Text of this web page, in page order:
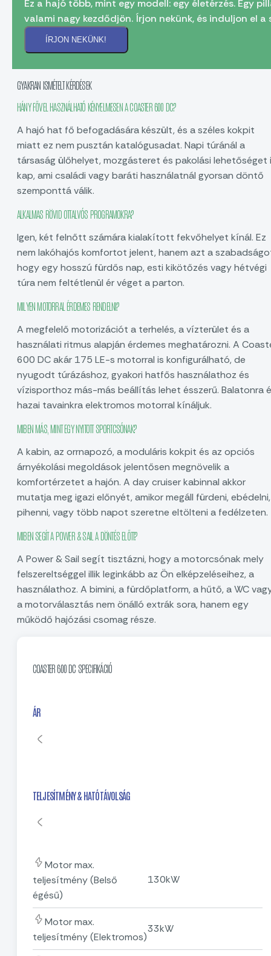
Ez a hajó több, mint egy modell: egy életérzés. Egy
valami nagy kezdődjön. Írjon nekünk, és induljon el
ÍRJON NEKÜNK!
GYAKRAN ISMÉTELT KÉRDÉSEK
HÁNY FŐVEL HASZNÁLHATÓ KÉNYELMESEN A COASTER 600 DC?
A hajó hat fő befogadására készült, és a széles kokpit
miatt ez nem pusztán katalógusadat. Napi túránál a
társaság ülőhelyet, mozgásteret és pakolási lehetőséget
kap, ami családi vagy baráti használatnál gyorsan döntő
szemponttá válik.
ALKALMAS RÖVID OTTALVÓS PROGRAMOKRA?
Igen, két felnőtt számára kialakított fekvőhelyet kínál. Ez
nem lakóhajós komfortot jelent, hanem azt a
hogy egy hosszú fürdős nap, esti kikötőzés vagy hétvégi
túra nem feltétlenül ér véget a parton.
MILYEN MOTORRAL ÉRDEMES RENDELNI?
A megfelelő motorizációt a terhelés, a vízterület és a
használati ritmus alapján érdemes meghatározni. A
600 DC akár 175 LE-s motorral is konfigurálható, de
nyugodt túrázáshoz, gyakori hatfős használathoz és
vízisporthoz más-más beállítás lehet ésszerű. Balatonra
hazai tavainkra elektromos motorral kínáljuk.
MIBEN MÁS, MINT EGY NYITOTT SPORTCSÓNAK?
A kabin, az orrnapozó, a moduláris kokpit és az opciós
árnyékolási megoldások jelentősen megnövelik a
komfortérzetet a hajón. A day cruiser kabinnal akkor
mutatja meg igazi előnyét, amikor megáll fürdeni, ebédelni,
pihenni, vagy több napot szeretne eltölteni a fedélzeten.
MIBEN SEGÍT A POWER & SAIL A DÖNTÉS ELŐTT?
A Power & Sail segít tisztázni, hogy a motorcsónak mely
felszereltséggel illik leginkább az Ön elképzeléseihez, a
használathoz. A bimini, a fürdőplatform, a hűtő, a WC
a motorválasztás nem önálló extrák sora, hanem egy
működő hajózási csomag része.
COASTER 600 DC SPECIFIKÁCIÓ
ÁR
TELJESÍTMÉNY & HATÓTÁVOLSÁG
Motor max.
teljesítmény (Belső
égésű)
130kW
Motor max.
teljesítmény (Elektromos)
33kW